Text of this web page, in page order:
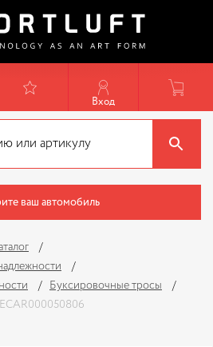
Вход
ваш автомобиль
Буксировочные тросы